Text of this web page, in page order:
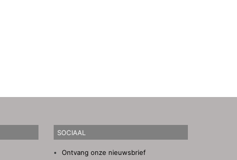
SOCIAAL
Ontvang onze nieuwsbrief